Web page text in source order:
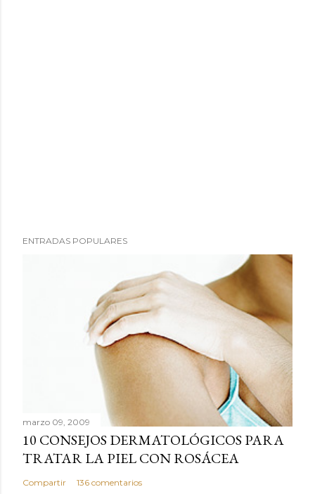
u
o
m
e
n
ENTRADAS POPULARES
marzo 09, 2009
10 CONSEJOS DERMATOLÓGICOS PARA
TRATAR LA PIEL CON ROSÁCEA
Compartir 136 comentarios